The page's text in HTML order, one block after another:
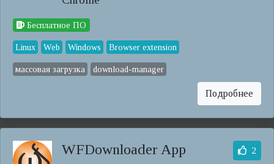
Бесплатное ПО
Linux Web Windows Browser extension
массовая загрузка download-manager
Подробнее
WFDownloader App 2